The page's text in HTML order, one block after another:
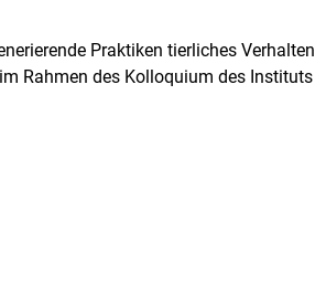
Praktiken tierliches Verhalten
Rahmen des Kolloquium des Instituts
öffnet neues Fenster)
Link, öffnet neues Fenster)